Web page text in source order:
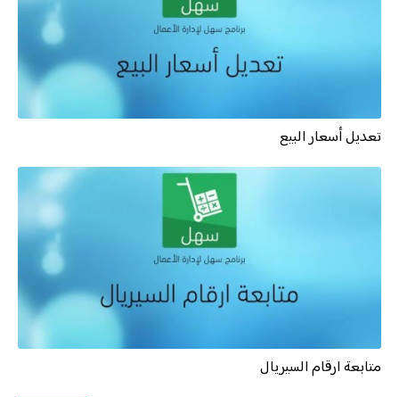
تعديل أسعار البيع
متابعة ارقام السيريال